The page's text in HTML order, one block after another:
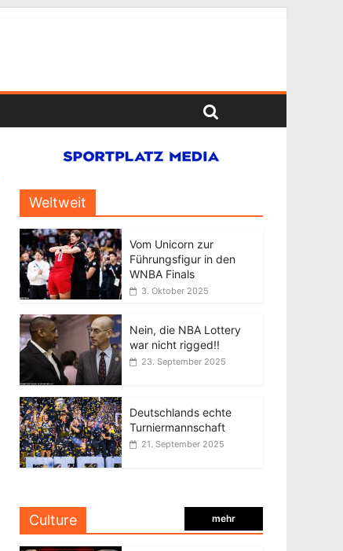
Weltweit
Vom Unicorn zur
Führungsfigur in den
WNBA Finals
3. Oktober 2025
Nein, die NBA Lottery
war nicht rigged!!
23. September 2025
Deutschlands echte
Turniermannschaft
21. September 2025
Culture mehr